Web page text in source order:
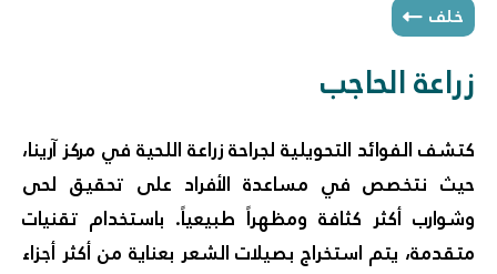
خلف
زراعة الحاجب
كتشف الفوائد التحويلية لجراحة زراعة اللحية في مركز آرينا،
حيث نتخصص في مساعدة الأفراد على تحقيق لحى
وشوارب أكثر كثافة ومظهراً طبيعياً. باستخدام تقنيات
متقدمة، يتم استخراج بصيلات الشعر بعناية من أكثر أجزاء